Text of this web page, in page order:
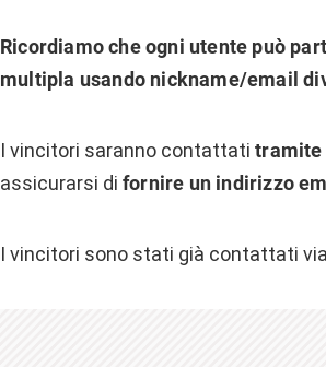
Ricordiamo che ogni utente può
multipla usando nickname/email
I vincitori saranno contattati tramite
assicurarsi di fornire un indirizzo
I vincitori sono stati già contattati